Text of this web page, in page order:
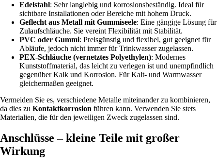
Edelstahl: Sehr langlebig und korrosionsbeständig. Ideal für
sichtbare Installationen oder Bereiche mit hohem Druck.
Geflecht aus Metall mit Gummiseele: Eine gängige Lösung für
Zulaufschläuche. Sie vereint Flexibilität mit Stabilität.
PVC oder Gummi: Preisgünstig und flexibel, gut geeignet für
Abläufe, jedoch nicht immer für Trinkwasser zugelassen.
PEX-Schläuche (vernetztes Polyethylen): Modernes
Kunststoffmaterial, das leicht zu verlegen ist und unempfindlich
gegenüber Kalk und Korrosion. Für Kalt- und Warmwasser
gleichermaßen geeignet.
Vermeiden Sie es, verschiedene Metalle miteinander zu kombinieren,
da dies zu Kontaktkorrosion führen kann. Verwenden Sie stets
Materialien, die für den jeweiligen Zweck zugelassen sind.
Anschlüsse – kleine Teile mit großer
Wirkung